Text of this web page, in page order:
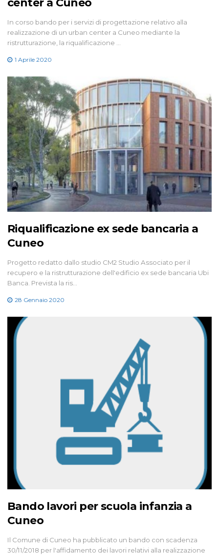
center a Cuneo
In corso bando per i servizi di progettazione relativo alla
realizzazione di un urban center a Cuneo mediante la
ristrutturazione, la riqualificazione …
1 Aprile 2020
Riqualificazione ex sede bancaria a
Cuneo
Progetto redatto dallo studio CM2 Studio Associato per il
recupero e la ristrutturazione dell'edificio ex sede bancaria Ubi
Banca. Prevista la ris…
28 Gennaio 2020
Bando lavori per scuola infanzia a
Cuneo
Il Comune di Cuneo ha pubblicato un bando con scadenza
30/11/2018 per l'affidamento dei lavori relativi alla realizzazione